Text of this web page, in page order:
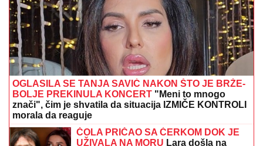
"Delije" u transu: Zvezdin duo u vrhu
Evrope, biće još bolji, svi ih se već
plaše!